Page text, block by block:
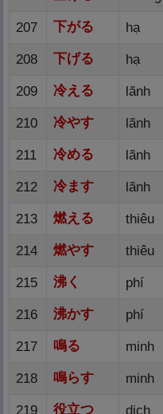
bầu trời
bầu trời
207 下がる hạ
208 下
Nghĩa: Phía dưới, bên dưới, hạ
げる hạ
209 冷える lãnh
210 冷やす lãnh
211 冷める lãnh
212 冷ます lãnh
213 燃える thiêu
214 燃やす thiêu
215 沸く phí
216 沸かす phí
217 鳴る minh
218 鳴らす minh
219 役立つ dịch